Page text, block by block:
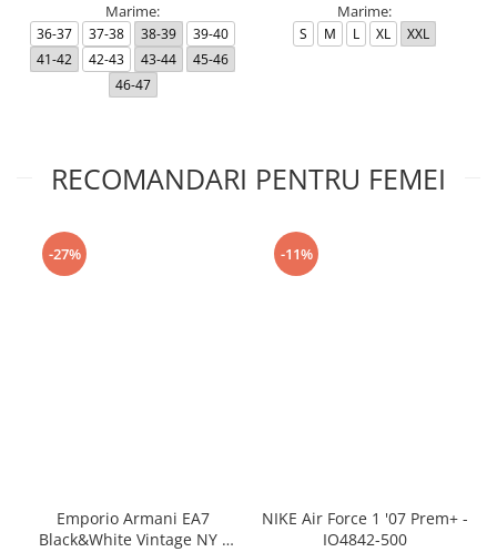
Marime:
36-37 37-38 38-39
39-40
41-42
42-43 43-44
45-46
46-47
Marime:
S M L XL XXL
RECOMANDARI PENTRU FEMEI
-27%
Emporio Armani EA7
Black&White Vintage NY -
-11%
NIKE Air Force 1 '07 Prem+ -
IO4842-500